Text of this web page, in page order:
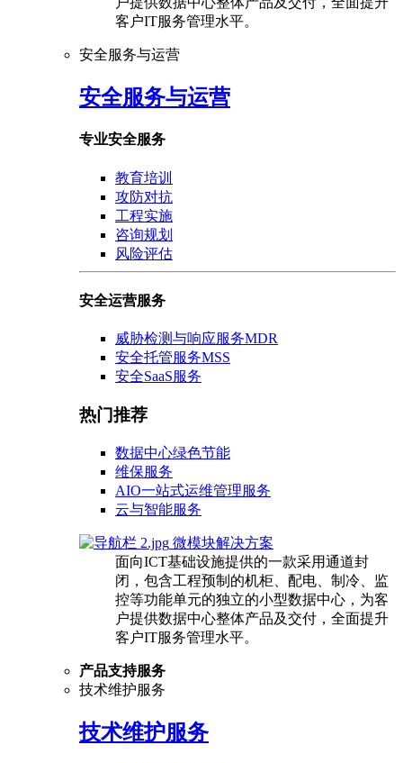
客户IT服务管理水平。
安全服务与运营
安全服务与运营
专业安全服务
教育培训
攻防对抗
工程实施
咨询规划
风险评估
安全运营服务
威胁检测与响应服务MDR
安全托管服务MSS
安全SaaS服务
热门推荐
数据中心绿色节能
维保服务
AIO一站式运维管理服务
云与智能服务
微模块解决方案
面向ICT基础设施提供的一款采用通道封
闭，包含工程预制的机柜、配电、制冷、监
控等功能单元的独立的小型数据中心，为客
户提供数据中心整体产品及交付，全面提升
客户IT服务管理水平。
产品支持服务
技术维护服务
技术维护服务